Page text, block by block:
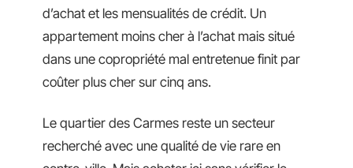
d’achat et les mensualités de crédit. Un
appartement moins cher à l’achat mais situé
dans une copropriété mal entretenue finit par
coûter plus cher sur cinq ans.
Le quartier des Carmes reste un secteur
recherché avec une qualité de vie rare en